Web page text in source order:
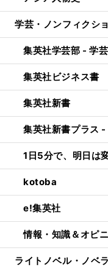
学芸・ノンフィクシ
集英社学芸部 - 学
集英社ビジネス書
集英社新書
集英社新書プラス -
1日5分で、明日は
kotoba
e!集英社
情報・知識＆オピ
ライトノベル・ノベ